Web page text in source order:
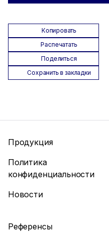
Копировать
Распечатать
Поделиться
Сохранить в закладки
Продукция
Политика
конфиденциальности
Новости
Референсы